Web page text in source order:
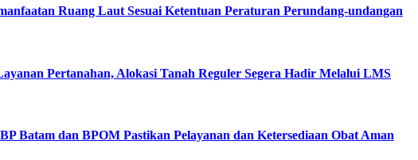
Ruang Laut Sesuai Ketentuan Peraturan Perundang-undangan
Pertanahan, Alokasi Tanah Reguler Segera Hadir Melalui LMS
Batam dan BPOM Pastikan Pelayanan dan Ketersediaan Obat Aman